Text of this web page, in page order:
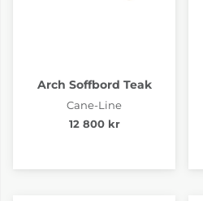
Arch Soffbord Teak
Cane-Line
12 800 kr